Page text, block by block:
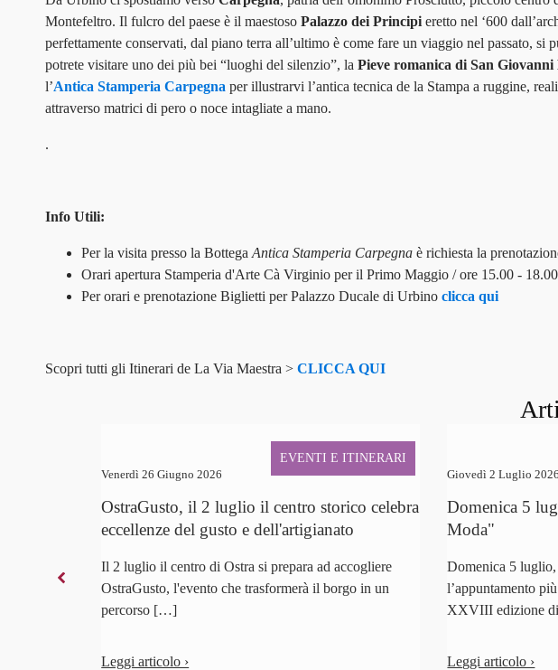
Montefeltro. Il fulcro del paese è il maestoso Palazzo dei Principi eretto nel ‘600
perfettamente conservati, dal piano terra all’ultimo è come fare un viaggio nel passato,
potrete visitare uno dei più bei “luoghi del silenzio”, la Pieve romanica di San Giovanni
l’Antica Stamperia Carpegna per illustrarvi l’antica tecnica de la Stampa a ruggine,
attraverso matrici di pero o noce intagliate a mano.
.
Info Utili:
Per la visita presso la Bottega Antica Stamperia Carpegna è richiesta la
Orari apertura Stamperia d'Arte Cà Virginio per il Primo Maggio / ore 15.00 - 18.00
Per orari e prenotazione Biglietti per Palazzo Ducale di Urbino clicca qui
Scopri tutti gli Itinerari de La Via Maestra > CLICCA QUI
EVENTI E ITINERARI
Venerdì 26 Giugno 2026
OstraGusto, il 2 luglio il centro storico celebra
eccellenze del gusto e dell'artigianato
Il 2 luglio il centro di Ostra si prepara ad accogliere
OstraGusto, l'evento che trasformerà il borgo in un
percorso […]
Leggi articolo ›
Giovedì 2 Luglio 2026
Domenica 5
Moda"
Domenica 5
l’appuntamento
XXVIII edizione
Leggi articolo ›